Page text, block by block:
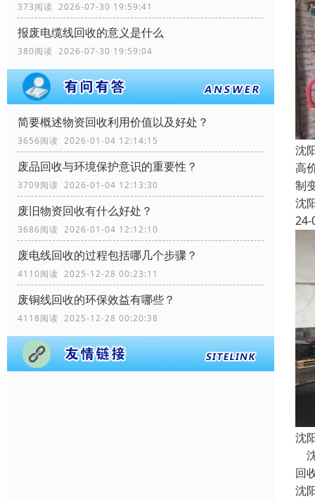
373阅读 2026-07-30 19:59:41
报废电缆线回收的意义是什么
380阅读 2026-07-30 19:59:04
简要概述物资回收利用价值以及好处？
3656阅读 2026-01-04 12:14:15
废品回收与环境保护意识的重要性？
3709阅读 2026-01-04 12:13:30
废旧物资回收有什么好处？
3686阅读 2026-01-04 12:12:10
废电线回收的过程包括哪几个步骤？
4110阅读 2025-12-28 00:23:11
废铜线回收的环保效益有哪些？
4118阅读 2025-12-28 00:20:38
沈
高
制
沈
24-
沈
回
沈